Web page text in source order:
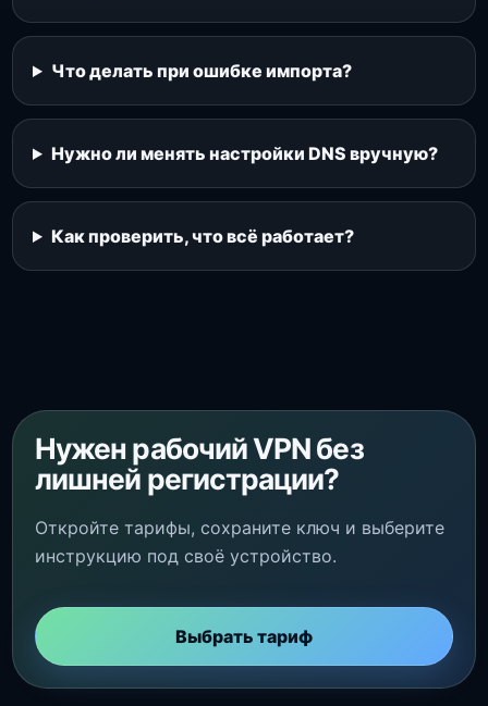
Что делать при ошибке импорта?
Нужно ли менять настройки DNS вручную?
Как проверить, что всё работает?
Нужен рабочий VPN без
лишней регистрации?
Откройте тарифы, сохраните ключ и выберите
инструкцию под своё устройство.
Выбрать тариф